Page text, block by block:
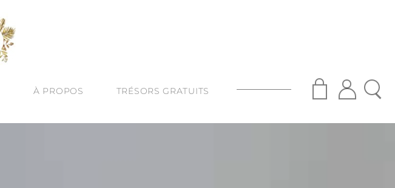
MESURE
À PROPOS
QUÊTE DE SENS
TRÉSORS GRATUITS